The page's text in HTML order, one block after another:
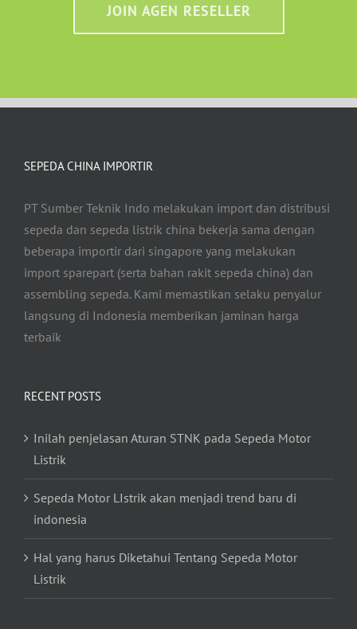
JOIN AGEN RESELLER
SEPEDA CHINA IMPORTIR
PT Sumber Teknik Indo melakukan import dan distribusi
sepeda dan sepeda listrik china bekerja sama dengan
beberapa importir dari singapore yang melakukan
import sparepart (serta bahan rakit sepeda china) dan
assembling sepeda. Kami memastikan selaku penyalur
langsung di Indonesia memberikan jaminan harga
terbaik
RECENT POSTS
Inilah penjelasan Aturan STNK pada Sepeda Motor
Listrik
Sepeda Motor LIstrik akan menjadi trend baru di
indonesia
Hal yang harus Diketahui Tentang Sepeda Motor
Listrik